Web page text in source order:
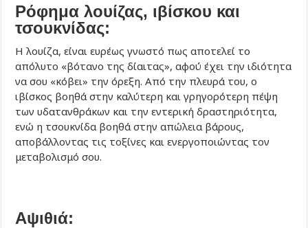
Ρόφημα λουίζας, ιβίσκου και
τσουκνίδας:
Η λουίζα, είναι ευρέως γνωστό πως αποτελεί το
απόλυτο «βότανο της δίαιτας», αφού έχει την ιδιότητα
να σου «κόβει» την όρεξη. Από την πλευρά του, ο
ιβίσκος βοηθά στην καλύτερη και γρηγορότερη πέψη
των υδατανθράκων και την εντερική δραστηριότητα,
ενώ η τσουκνίδα βοηθά στην απώλεια βάρους,
αποβάλλοντας τις τοξίνες και ενεργοποιώντας τον
μεταβολισμό σου.
Αψιθιά: